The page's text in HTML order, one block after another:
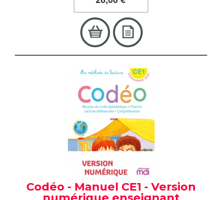
Codéo - Manuel CE1 - Version